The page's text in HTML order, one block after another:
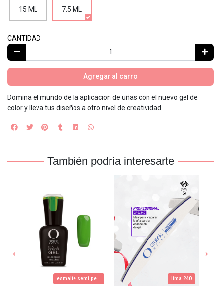
15 ML 7.5 ML
CANTIDAD
Agregar al carro
Domina el mundo de la aplicación de uñas con el nuevo gel de
color y lleva tus diseños a otro nivel de creatividad.
También podría interesarte
esmalte semi permanente lima 240